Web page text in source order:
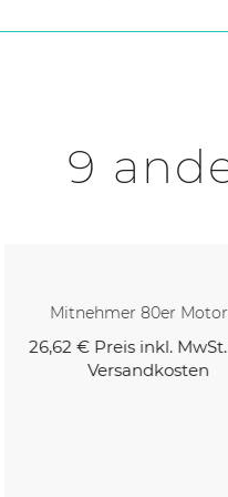
9
Mitnehmer 80er Motoren
26,62 €Preis inkl. MwSt. zzgl.
Versandkosten